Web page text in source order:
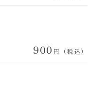
900 円（税込）